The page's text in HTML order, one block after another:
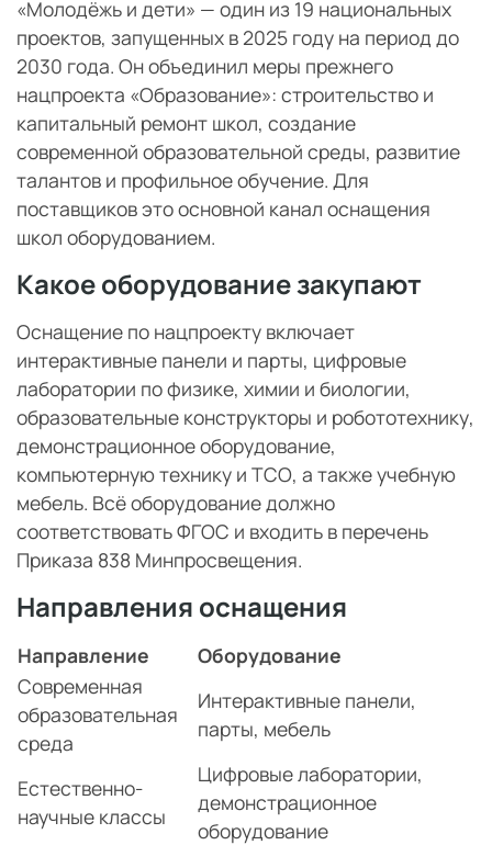
«Молодёжь и дети» — один из 19 национальных
проектов, запущенных в 2025 году на период до
2030 года. Он объединил меры прежнего
нацпроекта «Образование»: строительство и
капитальный ремонт школ, создание
современной образовательной среды, развитие
талантов и профильное обучение. Для
поставщиков это основной канал оснащения
школ оборудованием.
Какое оборудование закупают
Оснащение по нацпроекту включает
интерактивные панели и парты, цифровые
лаборатории по физике, химии и биологии,
образовательные конструкторы и робототехнику,
демонстрационное оборудование,
компьютерную технику и ТСО, а также учебную
мебель. Всё оборудование должно
соответствовать ФГОС и входить в перечень
Приказа 838 Минпросвещения.
Направления оснащения
Направление
Оборудование
Современная
образовательная
среда
Интерактивные панели,
парты, мебель
Естественно-
научные классы
Цифровые лаборатории,
демонстрационное
оборудование